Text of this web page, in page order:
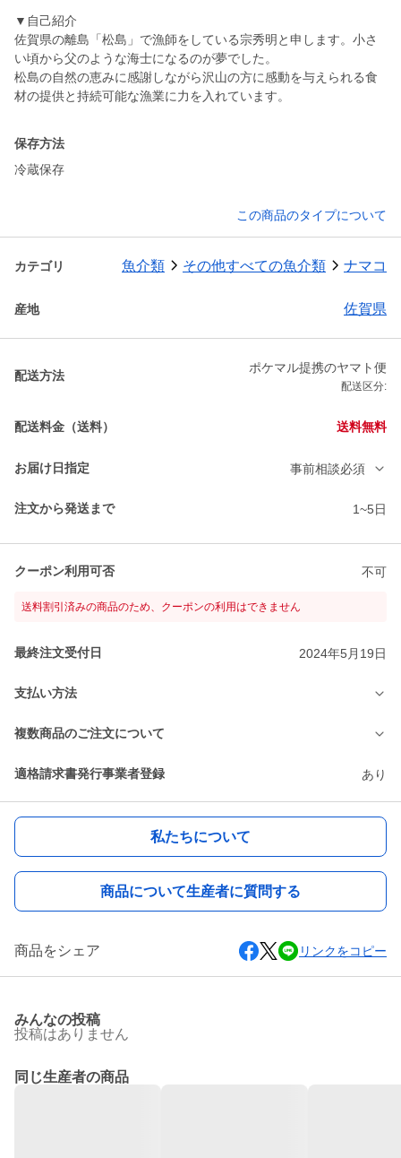
▼自己紹介
佐賀県の離島「松島」で漁師をしている宗秀明と申します。小さ
い頃から父のような海士になるのが夢でした。
松島の自然の恵みに感謝しながら沢山の方に感動を与えられる食
材の提供と持続可能な漁業に力を入れています。
保存方法
冷蔵保存
この商品のタイプについて
カテゴリ 魚介類 その他すべての魚介類 ナマコ
産地 佐賀県
配送方法
ポケマル提携のヤマト便
配送区分:
配送料金（送料） 送料無料
お届け日指定 事前相談必須
注文から発送まで 1~5日
クーポン利用可否 不可
送料割引済みの商品のため、クーポンの利用はできません
最終注文受付日 2024年5月19日
支払い方法
複数商品のご注文について
適格請求書発行事業者登録 あり
私たちについて
商品について生産者に質問する
商品をシェア リンクをコピー
みんなの投稿
投稿はありません
同じ生産者の商品